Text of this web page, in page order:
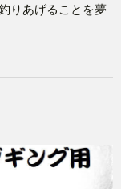
りあげることを夢